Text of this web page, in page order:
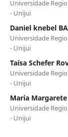
Universidade
- Unijui
Daniel knebel
Universidade
- Unijui
Taísa Schefer
Universidade
- Unijui
Maria
Universidade
- Unijui